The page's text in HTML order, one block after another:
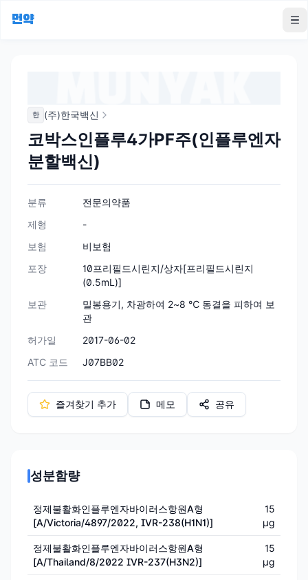
먼약
한 (주)한국백신
코박스인플루4가PF주(인플루엔자
분할백신)
분류
전문의약품
제형
-
보험
비보험
포장
10프리필드시린지/상자[프리필드시린지
(0.5mL)]
보관
밀봉용기, 차광하여 2~8 ℃ 동결을 피하여 보
관
허가일
2017-06-02
ATC 코드
J07BB02
즐겨찾기 추가 메모 공유
성분함량
정제불활화인플루엔자바이러스항원A형
[A/Victoria/4897/2022, IVR-238(H1N1)]
15
μg
정제불활화인플루엔자바이러스항원A형
[A/Thailand/8/2022 IVR-237(H3N2)]
15
μg